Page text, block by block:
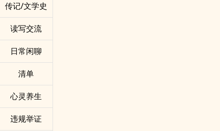
传记/文学史
读写交流
日常闲聊
清单
心灵养生
违规举证